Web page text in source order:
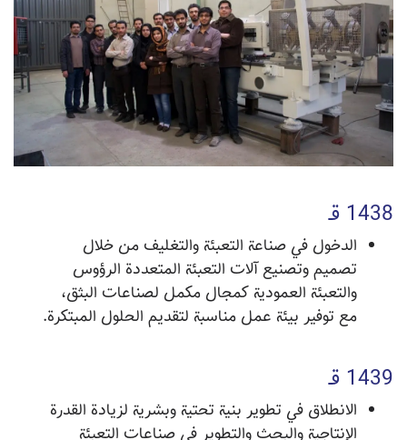
1438 قـ
الدخول في صناعة التعبئة والتغليف من خلال
تصميم وتصنيع آلات التعبئة المتعددة الرؤوس
والتعبئة العمودية كمجال مكمل لصناعات البثق،
مع توفير بيئة عمل مناسبة لتقديم الحلول المبتكرة.
1439 قـ
الانطلاق في تطوير بنية تحتية وبشرية لزيادة القدرة
الإنتاجية والبحث والتطوير في صناعات التعبئة